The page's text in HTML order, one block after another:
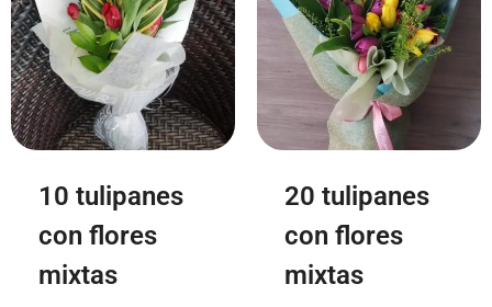
10 tulipanes
con flores
mixtas
20 tulipanes
con flores
mixtas